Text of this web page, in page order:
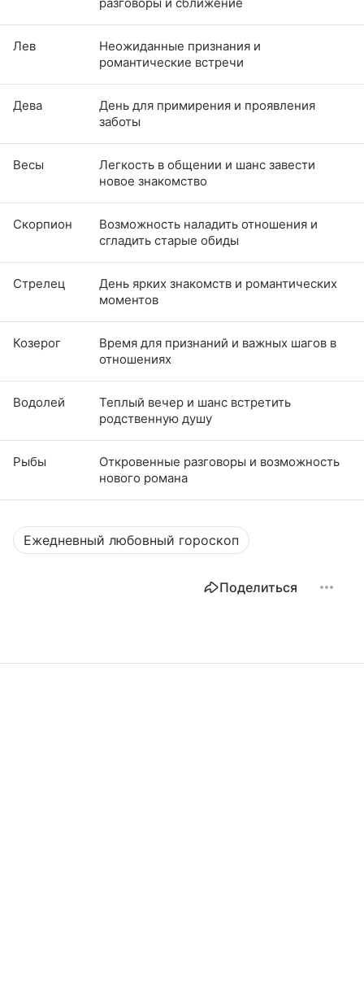
разговоры и сближение
Лев
Неожиданные признания и
романтические встречи
Дева
День для примирения и проявления
заботы
Весы
Легкость в общении и шанс завести
новое знакомство
Скорпион
Возможность наладить отношения и
сгладить старые обиды
Стрелец
День ярких знакомств и романтических
моментов
Козерог
Время для признаний и важных шагов в
отношениях
Водолей
Теплый вечер и шанс встретить
родственную душу
Рыбы
Откровенные разговоры и возможность
нового романа
Ежедневный любовный гороскоп
Поделиться